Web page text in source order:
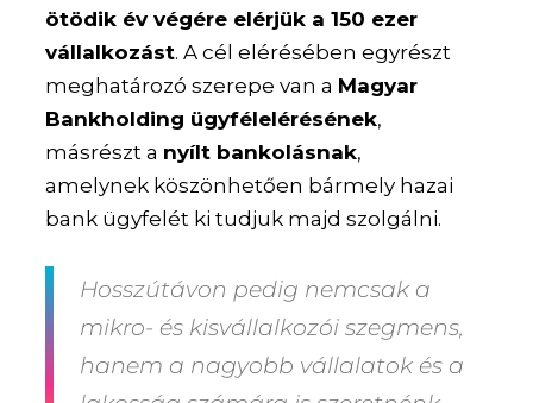
ötödik év végére elérjük a 150 ezer
vállalkozást. A cél elérésében egyrészt
meghatározó szerepe van a Magyar
Bankholding ügyfélelérésének,
másrészt a nyílt bankolásnak,
amelynek köszönhetően bármely hazai
bank ügyfelét ki tudjuk majd szolgálni.
Hosszútávon pedig nemcsak a
mikro- és kisvállalkozói szegmens,
hanem a nagyobb vállalatok és a